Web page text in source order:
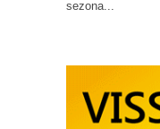
sezona...